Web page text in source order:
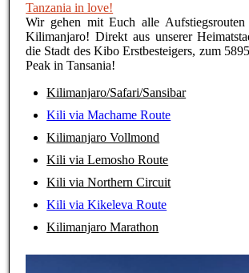
Tanzania in love!
Wir gehen mit Euch alle
Kilimanjaro! Direkt aus unserer
die Stadt des Kibo Erstbesteigers, zum
Peak in Tansania!
Kilimanjaro/Safari/Sansibar
Kili via Machame Route
Kilimanjaro Vollmond
Kili via Lemosho Route
Kili via Northern Circuit
Kili via Kikeleva Route
Kilimanjaro Marathon